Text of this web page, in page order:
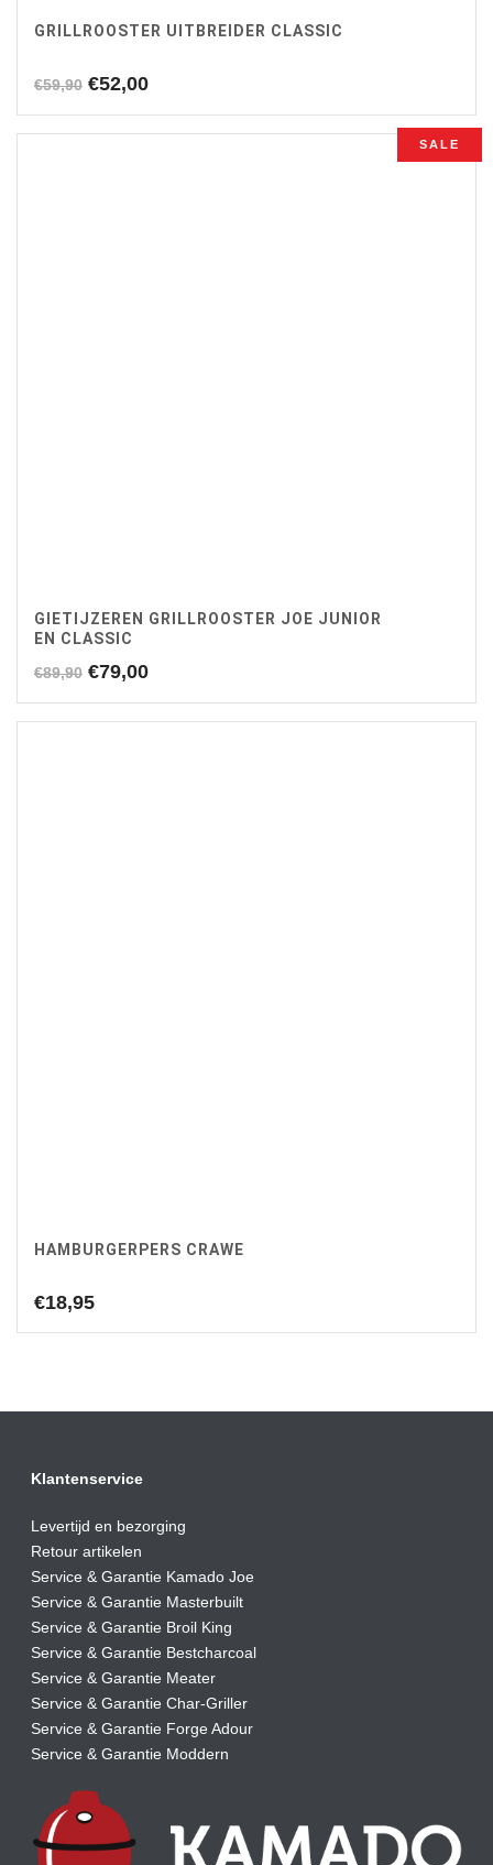
GRILLROOSTER UITBREIDER CLASSIC
€59,90 Oorspronkelijke
was:
€52,00Huidige
is:
SALE
GIETIJZEREN GRILLROOSTER JOE JUNIOR
EN CLASSIC
€89,90 Oorspronkelijke
was:
€79,00Huidige
is:
HAMBURGERPERS CRAWE
€18,95
Klantenservice
Levertijd en bezorging
Retour artikelen
Service & Garantie Kamado Joe
Service & Garantie Masterbuilt
Service & Garantie Broil King
Service & Garantie Bestcharcoal
Service & Garantie Meater
Service & Garantie Char-Griller
Service & Garantie Forge Adour
Service & Garantie Moddern